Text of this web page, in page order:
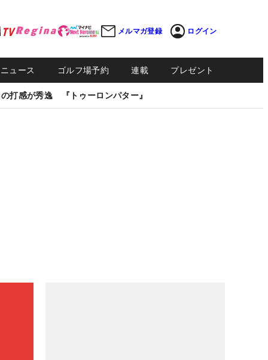
メルマガ登録 ログイン
ュース ゴルフ場予約 連載 プレゼント
打感が秀逸 『トゥーロンパター』